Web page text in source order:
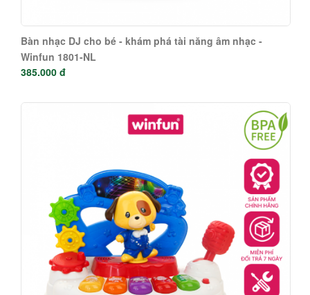
Bàn nhạc DJ cho bé - khám phá tài năng âm nhạc -
Winfun 1801-NL
385.000 đ